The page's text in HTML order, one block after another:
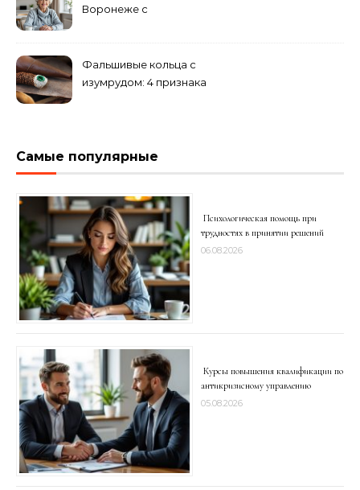
Воронеже с
Фальшивые кольца с
изумрудом: 4 признака
Самые популярные
Психологическая помощь при
трудностях в принятии решений
06.08.2026
Курсы повышения квалификации по
антикризисному управлению
05.08.2026